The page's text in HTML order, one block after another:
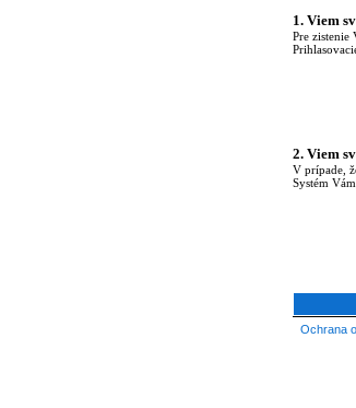
1. Viem
Pre zistenie
2. Viem
V prípade,
Systém
Ochrana